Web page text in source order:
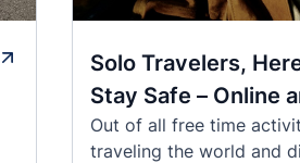
Solo Travelers,
Stay Safe – Online
Road
Out of all free time
traveling the world and